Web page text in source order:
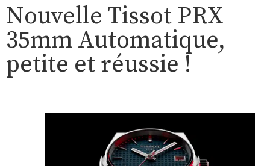
Nouvelle Tissot PRX
35mm Automatique,
petite et réussie !